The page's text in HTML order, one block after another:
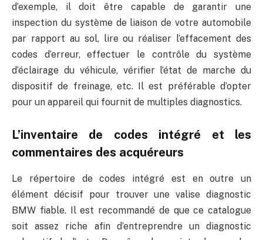
d’exemple, il doit être capable de garantir une
inspection du système de liaison de votre automobile
par rapport au sol, lire ou réaliser l’effacement des
codes d’erreur, effectuer le contrôle du système
d’éclairage du véhicule, vérifier l’état de marche du
dispositif de freinage, etc. Il est préférable d’opter
pour un appareil qui fournit de multiples diagnostics.
L’inventaire de codes intégré et les
commentaires des acquéreurs
Le répertoire de codes intégré ​est en outre un
élément décisif pour trouver une valise diagnostic
BMW fiable. Il est recommandé de que ce catalogue
soit assez riche afin d’entreprendre un diagnostic